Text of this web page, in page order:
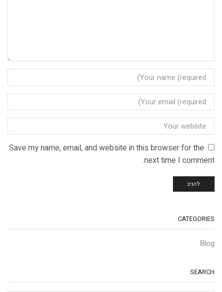
Save my name, email, and website in this browser for the
next time I comment.
CATEGORIES
Blog
SEARCH